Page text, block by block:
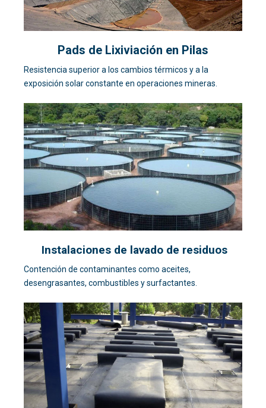
Pads de Lixiviación en Pilas
Resistencia superior a los cambios térmicos y a la
exposición solar constante en operaciones mineras.
Instalaciones de lavado de residuos
Contención de contaminantes como aceites,
desengrasantes, combustibles y surfactantes.